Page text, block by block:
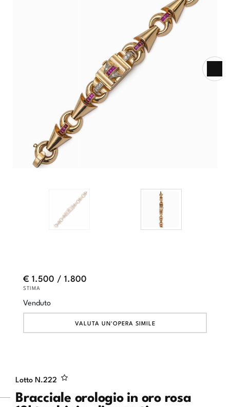
Lotto N.222
Bracciale orologio in oro rosa
€ 1.500 / 1.800
STIMA
Venduto
VALUTA UN'OPERA SIMILE